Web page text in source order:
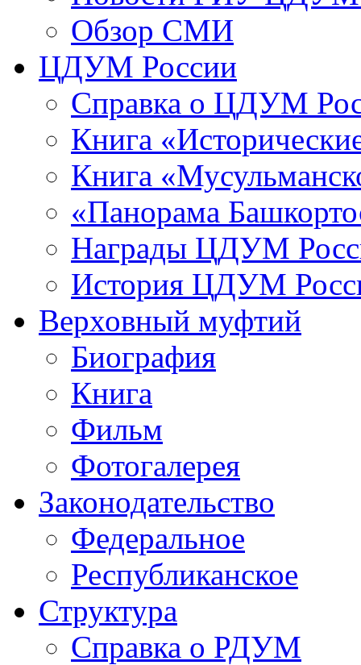
Обзор СМИ
ЦДУМ России
Справка о ЦДУМ
Книга
Книга
«Панорама
Награды ЦДУМ
История ЦДУМ
Верховный муфтий
Биография
Книга
Фильм
Фотогалерея
Законодательство
Федеральное
Республиканское
Структура
Справка о РДУМ